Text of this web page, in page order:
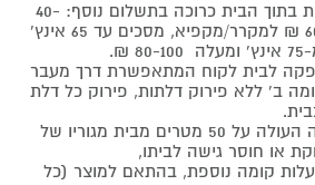
הובלה לכל קומה נוספת בתוך הבית כרוכה בתשלום נוסף: 40-
50 ₪ למוצר לבן, 60-80 ₪ למקרר/מקפיא, מסכים עד 65 אינץ'
לבית לקוח המתאפשרת דרך מעבר
ב' ללא פירוק דלתות, פירוק כל דלת
באם קיים מרחק הליכה העולה על 50 מטרים מבית מגוריו של
או חוסר גישה לביתו,
קומה נוספת, בהתאם למוצר (כל